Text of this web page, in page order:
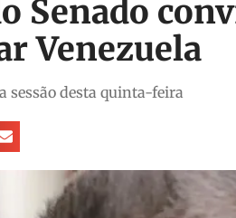
Senado
Venezuela
sessão desta quinta-feira